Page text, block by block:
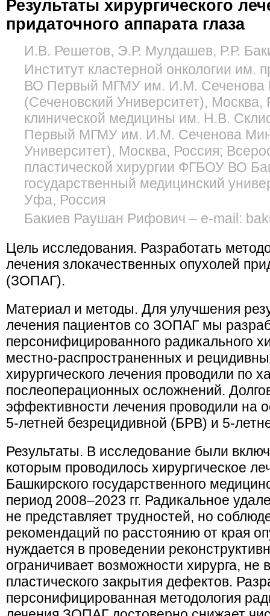
Результаты хирургического
придаточного аппарата глаза
И.В. Решетов, Э.Р. Мулдашев, Р.Р.
Институт кластерной онкологии
ВО Первый МГМУ им. И.М. Сеченова
(Сеченовский Университет), Москва,
клинической медицины им. Н.В.
Первый МГМУ им. И.М. Сеченова
Университет), Москва, Россия;
пластической хирургии ФГБОУ ВО
государственный медицинский
Уфа, Россия
Бакиев Раушан Рифович – e-mail:
Цель исследования. Разработать
лечения злокачественных опухолей
(ЗОПАГ).
Материал и методы. Для улучшения
лечения пациентов со ЗОПАГ мы
персонифицированного радикального
местно-распространенных и
хирургического лечения проводили по
послеоперационных осложнений.
эффективности лечения проводили на
5-летней безрецидивной (БРВ) и 5-
Результаты. В исследование были
которым проводилось хирургическое
Башкирского государственного
период 2008–2023 гг. Радикальное
не представляет трудностей, но
рекомендаций по расстоянию от края
нуждается в проведении
ограничивает возможности хирурга,
пластического закрытия дефектов.
персонифицированная методология